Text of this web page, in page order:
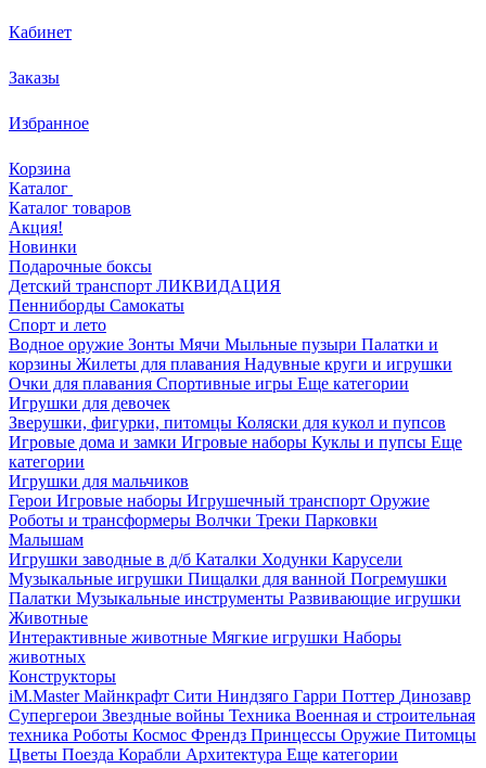
Кабинет
Заказы
Избранное
Корзина
Каталог
Каталог товаров
Акция!
Новинки
Подарочные боксы
Детский транспорт ЛИКВИДАЦИЯ
Пенниборды Самокаты
Спорт и лето
Водное оружие Зонты Мячи Мыльные пузыри Палатки и
корзины Жилеты для плавания Надувные круги и игрушки
Очки для плавания Спортивные игры Еще категории
Игрушки для девочек
Зверушки, фигурки, питомцы Коляски для кукол и пупсов
Игровые дома и замки Игровые наборы Куклы и пупсы Еще
категории
Игрушки для мальчиков
Герои Игровые наборы Игрушечный транспорт Оружие
Роботы и трансформеры Волчки Треки Парковки
Малышам
Игрушки заводные в д/б Каталки Ходунки Карусели
Музыкальные игрушки Пищалки для ванной Погремушки
Палатки Музыкальные инструменты Развивающие игрушки
Животные
Интерактивные животные Мягкие игрушки Наборы
животных
Конструкторы
iM.Master Майнкрафт Сити Ниндзяго Гарри Поттер Динозавр
Супергерои Звездные войны Техника Военная и строительная
техника Роботы Космос Френдз Принцессы Оружие Питомцы
Цветы Поезда Корабли Архитектура Еще категории